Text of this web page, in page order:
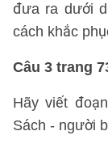
đưa ra dưới
cách khắc
Câu 3 trang
Hãy viết
Sách - người